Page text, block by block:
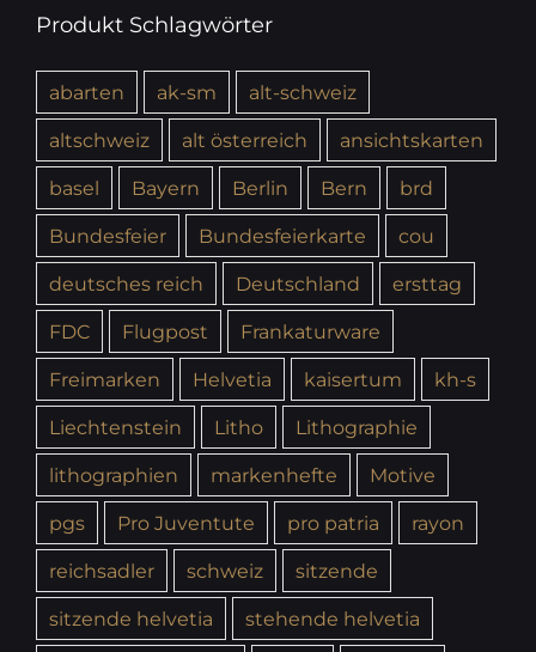
Produkt Schlagwörter
abarten ak-sm
alt-schweiz
altschweiz
alt österreich
ansichtskarten
basel
Bayern Berlin Bern
brd
Bundesfeier
Bundesfeierkarte
cou
deutsches reich
Deutschland
ersttag
FDC
Flugpost
Frankaturware
Freimarken
Helvetia kaisertum
kh-s
Liechtenstein
Litho
Lithographie
lithographien
markenhefte
Motive
pgs
Pro Juventute pro patria
rayon
reichsadler
schweiz
sitzende
sitzende helvetia
stehende helvetia